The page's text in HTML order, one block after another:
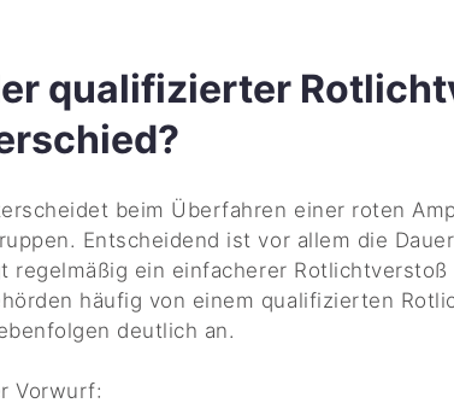
qualifizierter
beim Überfahren einer roten
Entscheidend ist vor allem die
regelmäßig ein einfacherer Rotlichtverstoß
häufig von einem qualifizierten
deutlich an.
Vorwurf: